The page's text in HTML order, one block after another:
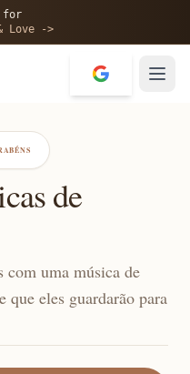
for
Love ->
de
com uma música de
que eles guardarão para